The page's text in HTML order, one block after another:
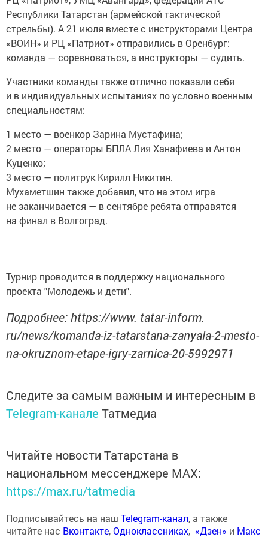
Республики Татарстан (армейской тактической
стрельбы). А 21 июля вместе с инструкторами Центра
«ВОИН» и РЦ «Патриот» отправились в Оренбург:
команда — соревноваться, а инструкторы — судить.
Участники команды также отлично показали себя
и в индивидуальных испытаниях по условно военным
специальностям:
1 место — военкор Зарина Мустафина;
2 место — операторы БПЛА Лия Ханафиева и Антон
Куценко;
3 место — политрук Кирилл Никитин.
Мухаметшин также добавил, что на этом игра
не заканчивается — в сентябре ребята отправятся
на финал в Волгоград.
Турнир проводится в поддержку национального
проекта "Молодежь и дети".
Подробнее: https://www. tatar-inform.
ru/news/komanda-iz-tatarstana-zanyala-2-mesto-
na-okruznom-etape-igry-zarnica-20-5992971
Следите за самым важным и интересным в
Telegram-канале Татмедиа
Читайте новости Татарстана в
национальном мессенджере MАХ:
https://max.ru/tatmedia
Подписывайтесь на наш Telegram-канал, а также
читайте нас Вконтакте,Одноклассниках, «Дзен» и Макс